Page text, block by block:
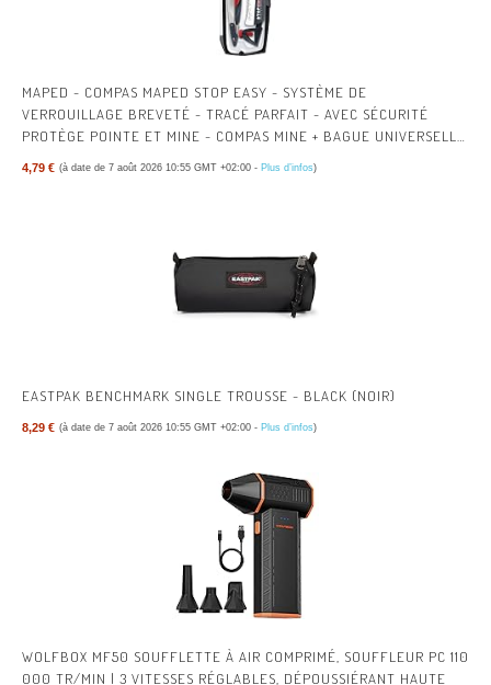
MAPED - COMPAS MAPED STOP EASY - SYSTÈME DE
VERROUILLAGE BREVETÉ - TRACÉ PARFAIT - AVEC SÉCURITÉ
PROTÈGE POINTE ET MINE - COMPAS MINE + BAGUE UNIVERSELLE
4,79 € (à date de 7 août 2026 10:55 GMT +02:00 - Plus d’infos)
EASTPAK BENCHMARK SINGLE TROUSSE - BLACK (NOIR)
8,29 € (à date de 7 août 2026 10:55 GMT +02:00 - Plus d’infos)
WOLFBOX MF50 SOUFFLETTE À AIR COMPRIMÉ, SOUFFLEUR PC 110
000 TR/MIN | 3 VITESSES RÉGLABLES, DÉPOUSSIÉRANT HAUTE